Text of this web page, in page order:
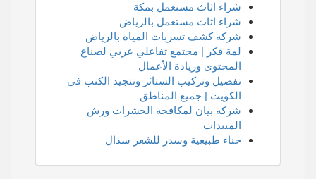
شراء اثاث مستعمل بمكة
شراء اثاث مستعمل بالرياض
شركة كشف تسربات المياه بالرياض
لمة فكر | مجتمع تفاعلي عربي لصناع
المحتوى وريادة الأعمال
تفصيل وتركيب الستائر وتنجيد الكنب في
الكويت | جميع المناطق
شركة بيان لمكافحة الحشرات ورش
المبيدات
حناء طبيعية وسدر للشعر سدال